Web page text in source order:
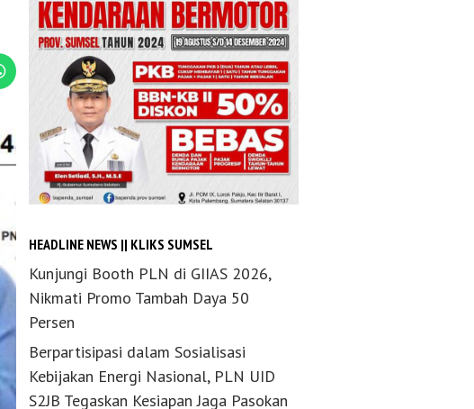
HEADLINE NEWS || KLIKS SUMSEL
Kunjungi Booth PLN di GIIAS 2026,
Nikmati Promo Tambah Daya 50
Persen
Berpartisipasi dalam Sosialisasi
Kebijakan Energi Nasional, PLN UID
S2JB Tegaskan Kesiapan Jaga Pasokan